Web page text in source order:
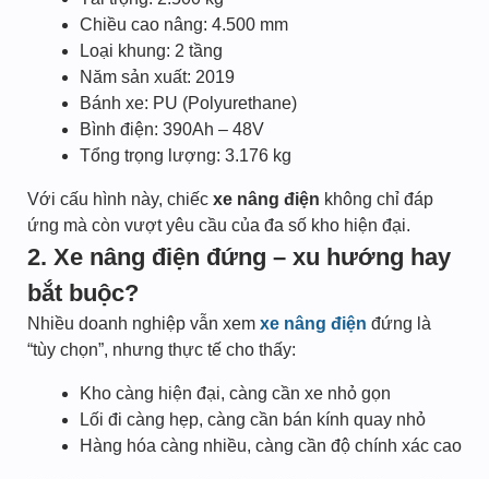
Chiều cao nâng: 4.500 mm
Loại khung: 2 tầng
Năm sản xuất: 2019
Bánh xe: PU (Polyurethane)
Bình điện: 390Ah – 48V
Tổng trọng lượng: 3.176 kg
Với cấu hình này, chiếc xe nâng điện không chỉ đáp
ứng mà còn vượt yêu cầu của đa số kho hiện đại.
2. Xe nâng điện đứng – xu hướng hay
bắt buộc?
Nhiều doanh nghiệp vẫn xem xe nâng điện đứng là
“tùy chọn”, nhưng thực tế cho thấy:
Kho càng hiện đại, càng cần xe nhỏ gọn
Lối đi càng hẹp, càng cần bán kính quay nhỏ
Hàng hóa càng nhiều, càng cần độ chính xác cao